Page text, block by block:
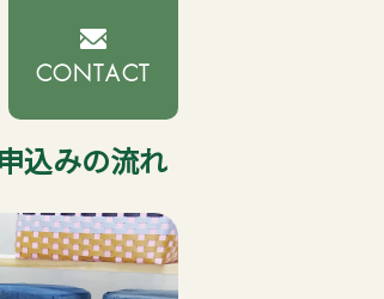
CONTACT
込みの流れ